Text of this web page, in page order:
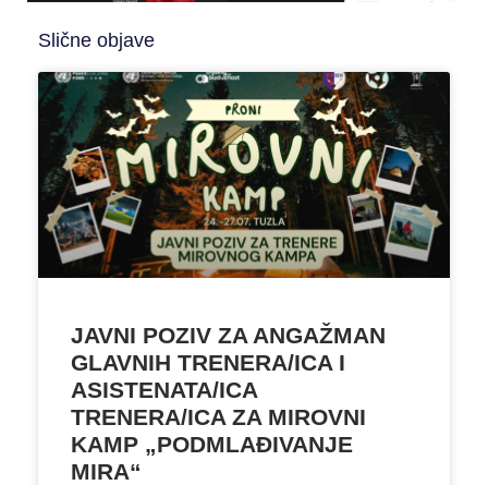
Slične objave
JAVNI POZIV ZA ANGAŽMAN
GLAVNIH TRENERA/ICA I
ASISTENATA/ICA
TRENERA/ICA ZA MIROVNI
KAMP „PODMLAĐIVANJE
MIRA“